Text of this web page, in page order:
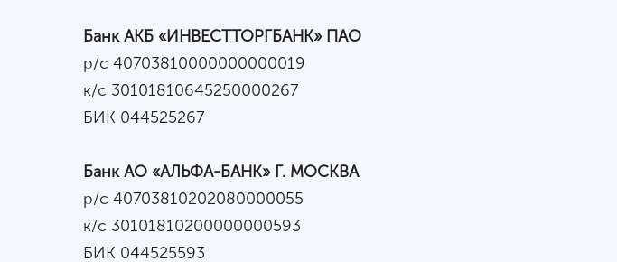
Банк АКБ «ИНВЕСТТОРГБАНК» ПАО
р/с 40703810000000000019
к/с 30101810645250000267
БИК 044525267
Банк АО «АЛЬФА-БАНК» Г. МОСКВА
р/с 40703810202080000055
к/с 30101810200000000593
БИК 044525593